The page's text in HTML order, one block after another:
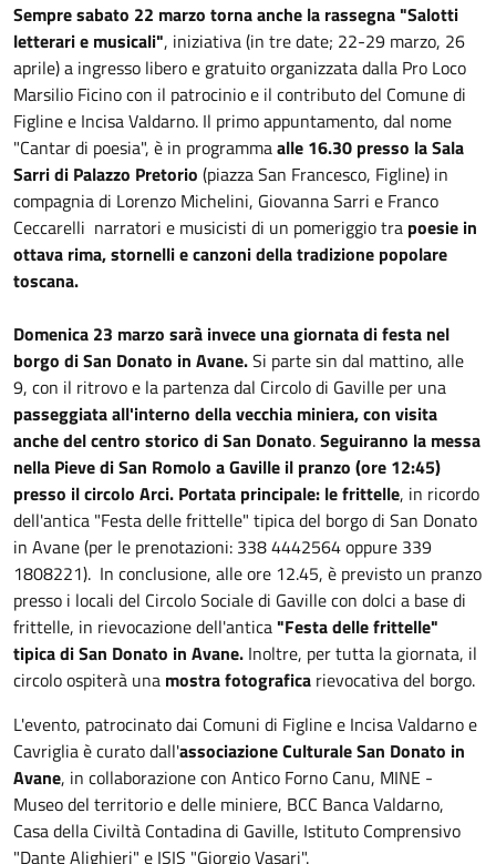
Sempre sabato 22 marzo torna anche la rassegna "Salotti
letterari e musicali", iniziativa (in tre date; 22-29 marzo, 26
aprile) a ingresso libero e gratuito organizzata dalla Pro Loco
Marsilio Ficino con il patrocinio e il contributo del Comune di
Figline e Incisa Valdarno. Il primo appuntamento, dal nome
"Cantar di poesia", è in programmaalle 16.30 presso la Sala
Sarri di Palazzo Pretorio (piazza San Francesco, Figline) in
compagnia di Lorenzo Michelini, Giovanna Sarri e Franco
Ceccarelli narratori e musicisti di un pomeriggio tra poesie in
ottava rima, stornelli e canzoni della tradizione popolare
toscana.
Domenica 23 marzo sarà invece una giornata di festa nel
borgo di San Donato in Avane.Si parte sin dal mattino, alle
9, con il ritrovo e la partenza dal Circolo di Gaville per una
passeggiata all'interno della vecchia miniera, con visita
anche del centro storico di San Donato.Seguiranno la messa
nella Pieve di San Romolo a Gaville il pranzo (ore 12:45)
presso il circolo Arci. Portata principale: le frittelle, in ricordo
dell'antica "Festa delle frittelle" tipica del borgo di San Donato
in Avane (per le prenotazioni: 338 4442564 oppure 339
1808221). In conclusione, alle ore 12.45, è previsto un pranzo
presso i locali del Circolo Sociale di Gaville con dolci a base di
frittelle, in rievocazione dell'antica"Festa delle frittelle"
tipica di San Donato in Avane. Inoltre, per tutta la giornata, il
circolo ospiterà una mostra fotografica rievocativa del borgo.
L'evento, patrocinato dai Comuni di Figline e Incisa Valdarno e
Cavriglia è curato dall'associazione Culturale San Donato in
Avane, in collaborazione con Antico Forno Canu, MINE -
Museo del territorio e delle miniere, BCC Banca Valdarno,
Casa della Civiltà Contadina di Gaville, Istituto Comprensivo
"Dante Alighieri" e ISIS "Giorgio Vasari".